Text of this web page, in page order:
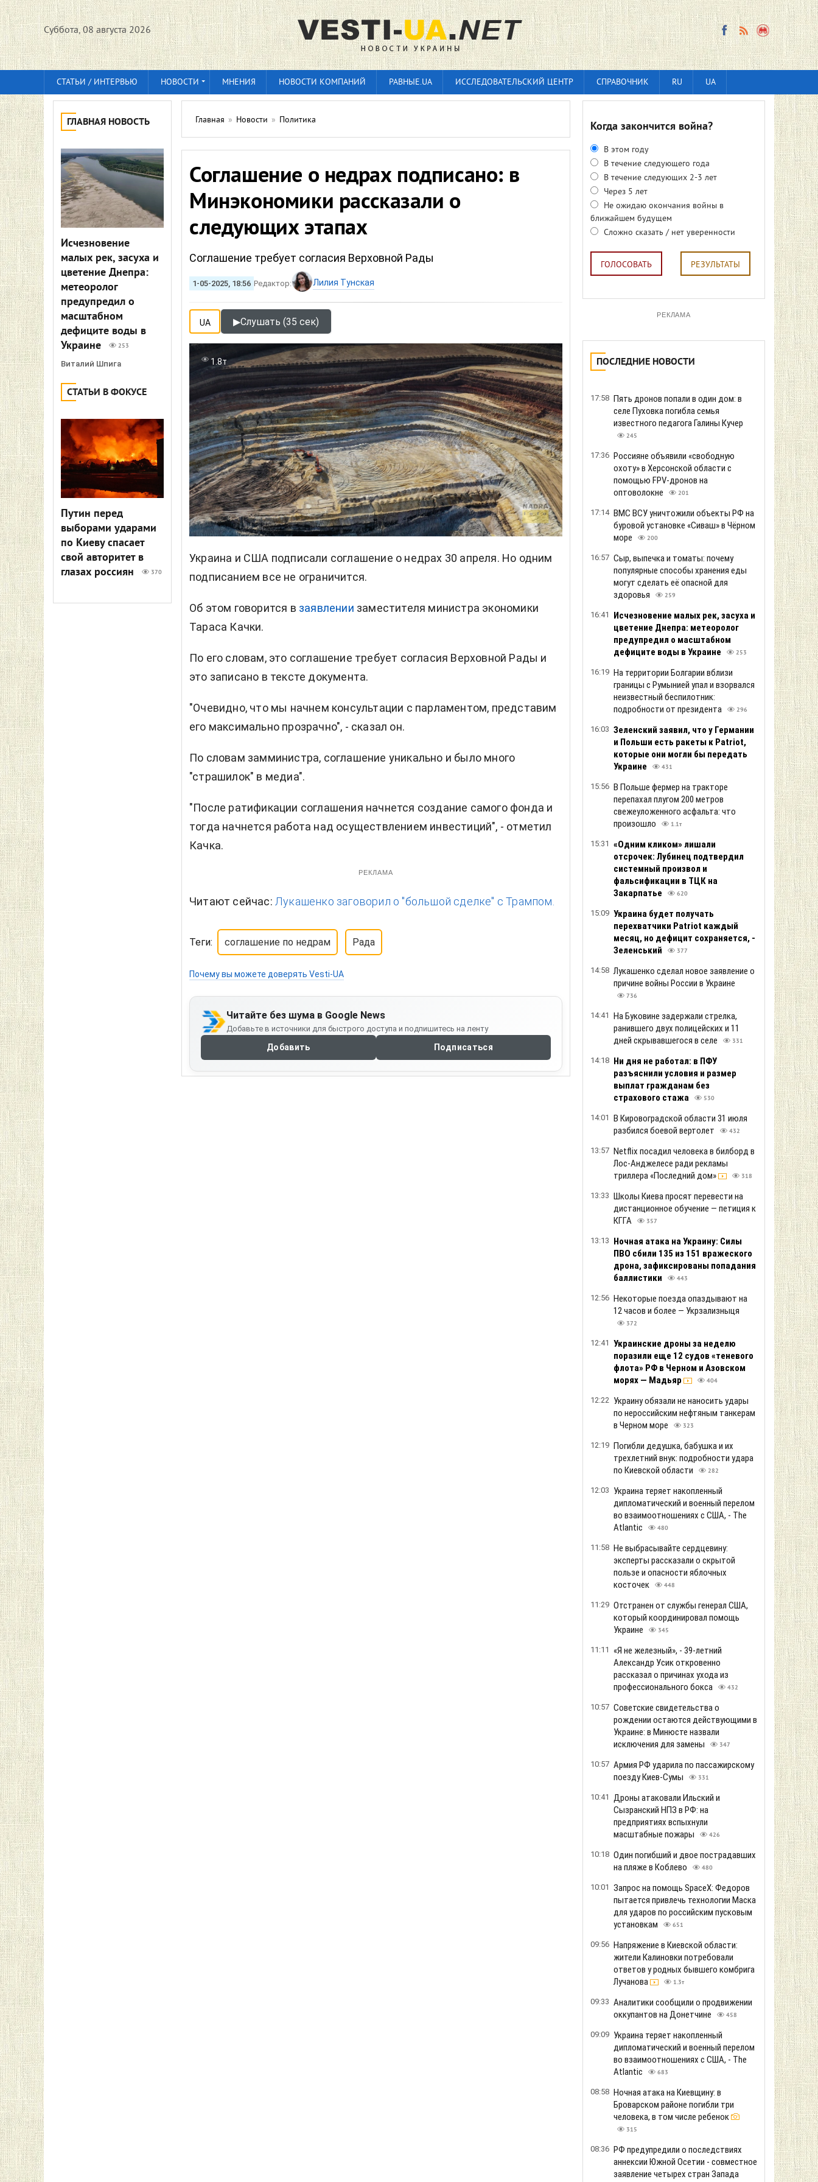
Суббота, 08 августа 2026
СТАТЬИ / ИНТЕРВЬЮ НОВОСТИ МНЕНИЯ НОВОСТИ КОМПАНИЙ РАВНЫЕ.UA ИССЛЕДОВАТЕЛЬСКИЙ ЦЕНТР СПРАВОЧНИК RU UA
ГЛАВНАЯ НОВОСТЬ
Исчезновение
малых рек, засуха и
цветение Днепра:
метеоролог
предупредил о
масштабном
дефиците воды в
Украине
253
Виталий Шпига
СТАТЬИ В ФОКУСЕ
Путин перед
выборами ударами
по Киеву спасает
свой авторитет в
глазах россиян
370
Главная » Новости » Политика
Соглашение о недрах подписано: в
Минэкономики рассказали о
следующих этапах
Соглашение требует согласия Верховной Рады
1-05-2025, 18:56 Редактор: Лилия Тунская
UA ▶Слушать (35 сек)
1.8т
Украина и США подписали соглашение о недрах 30 апреля. Но одним
подписанием все не ограничится.
Об этом говорится в заявлении заместителя министра экономики
Тараса Качки.
По его словам, это соглашение требует согласия Верховной Рады и
это записано в тексте документа.
"Очевидно, что мы начнем консультации с парламентом, представим
его максимально прозрачно", - сказал он.
По словам замминистра, соглашение уникально и было много
"страшилок" в медиа".
"После ратификации соглашения начнется создание самого фонда и
тогда начнется работа над осуществлением инвестиций", - отметил
Качка.
РЕКЛАМА
Читают сейчас: Лукашенко заговорил о "большой сделке" с Трампом.
Теги: соглашение по недрам Рада
Почему вы можете доверять Vesti-UA
Читайте без шума в Google News
Добавьте в источники для быстрого доступа и подпишитесь на ленту
Добавить Подписаться
Когда закончится война?
В этом году
В течение следующего года
В течение следующих 2-3 лет
Через 5 лет
Не ожидаю окончания войны в
ближайшем будущем
Сложно сказать / нет уверенности
ГОЛОСОВАТЬ РЕЗУЛЬТАТЫ
РЕКЛАМА
ПОСЛЕДНИЕ НОВОСТИ
17:58 Пять дронов попали в один дом: в
селе Пуховка погибла семья
известного педагога Галины Кучер
245
17:36 Россияне объявили «свободную
охоту» в Херсонской области с
помощью FPV-дронов на
оптоволокне
201
17:14 ВМС ВСУ уничтожили объекты РФ на
буровой установке «Сиваш» в Чёрном
море
200
16:57 Сыр, выпечка и томаты: почему
популярные способы хранения еды
могут сделать её опасной для
здоровья
259
16:41
Исчезновение малых рек, засуха и
цветение Днепра: метеоролог
предупредил о масштабном
дефиците воды в Украине
253
16:19 На территории Болгарии вблизи
границы с Румынией упал и взорвался
неизвестный беспилотник:
подробности от президента
296
16:03 Зеленский заяв ил, что у Германии
и Польши есть ракеты к Patriot,
которые они могли бы передать
Украине
431
15:56 В Польше фермер на тракторе
перепахал плугом 200 метров
свежеуложенного асфальта: что
произошло
1.1т
15:31 «Одним кликом» лишали
отсрочек: Лубинец подтвердил
системный произвол и
фальсификации в ТЦК на
Закарпатье
620
15:09 Украина будет получать
перехватчики Patriot каждый
месяц, но дефицит сохраняется, -
Зеленський
377
14:58 Лукашенко сделал новое заявление о
причине войны России в Украине
736
14:41 На Буковине задержали стрелка,
ранившего двух полицейских и 11
дней скрывавшегося в селе
331
14:18 Ни дня не работал: в ПФУ
разъяснили условия и размер
выплат гражданам без
страхового стажа
530
14:01 В Кировоградской области 31 июля
разбился боевой вертолет
432
13:57 Netflix посадил человека в билборд в
Лос-Анджелесе ради рекламы
триллера «Последний дом»
318
13:33 Школы Киева просят перевести на
дистанционное обучение — петиция к
КГГА
357
13:13 Ночная атака на Украину: Силы
ПВО сбили 135 из 151 вражеского
дрона, зафиксированы попадания
баллистики
443
12:56 Некоторые поезда опаздывают на
12 часов и более — Укрзализныця
372
12:41 Украинские дроны за неделю
поразили еще 12 судов «теневого
флота» РФ в Черном и Азовском
морях — Мадьяр
404
12:22 Украину обязали не наносить удары
по нероссийским нефтяным танкерам
в Черном море
323
12:19 Погибли дедушка, бабушка и их
трехлетний внук: подробности удара
по Киевской области
282
12:03 Украина теряет накопленный
дипломатический и военный перелом
во взаимоотношениях с США, - The
Atlantic
480
11:58 Не выбрасывайте сердцевину:
эксперты рассказали о скрытой
пользе и опасности яблочных
косточек
448
11:29 Отстранен от службы генерал США,
который координировал помощь
Украине
345
11:11
«Я не железный», - 39-летний
Александр Усик откровенно
рассказал о причинах ухода из
профессионального бокса
432
10:57 Советские свидетельства о
рождении остаются действующими в
Украине: в Минюсте назвали
исключения для замены
347
10:57 Армия РФ ударила по пассажирскому
поезду Киев-Сумы
331
10:41 Дроны атаковали Ильский и
Сызранский НПЗ в РФ: на
предприятиях вспыхнули
масштабные пожары
426
10:18 Один погибший и двое пострадавших
на пляже в Коблево
480
10:01 Запрос на помощь SpaceX: Федоров
пытается привлечь технологии Маска
для ударов по российским пусковым
установкам
651
09:56 Напряжение в Киевской области:
жители Калиновки потребовали
ответов у родных бывшего комбрига
Лучанова
1.3т
09:33 Аналитики сообщили о продвижении
оккупантов на Донетчине
458
09:09 Украина теряет накопленный
дипломатический и военный перелом
во взаимоотношениях с США, - The
Atlantic
683
08:58 Ночная атака на Киевщину: в
Броварском районе погибли три
человека, в том числе ребенок
315
08:36 РФ предупредили о последствиях
аннексии Южной Осетии - совместное
заявление четырех стран Запада